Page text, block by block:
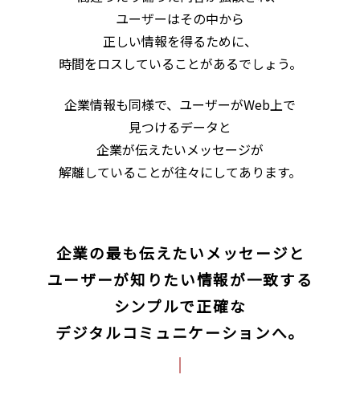
ユーザーはその中から
正しい情報を得るために、
時間をロスしていることがあるでしょう。
企業情報も同様で、ユーザーがWeb上で
見つけるデータと
企業が伝えたいメッセージが
解離していることが往々にしてあります。
企業の最も伝えたいメッセージと
ユーザーが知りたい情報が一致する
シンプルで正確な
デジタルコミュニケーションへ。